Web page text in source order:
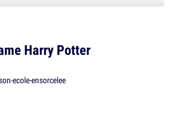
Harry Potter